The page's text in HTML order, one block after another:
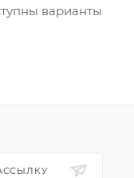
варианты